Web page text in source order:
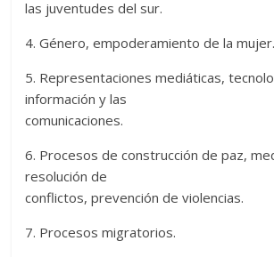
las juventudes del sur.
4. Género, empoderamiento de la mujer.
5. Representaciones mediáticas,
información y las
comunicaciones.
6. Procesos de construcción de paz,
resolución de
conflictos, prevención de violencias.
7. Procesos migratorios.